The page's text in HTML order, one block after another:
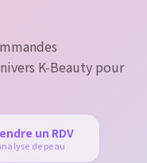
K-Beauty pour
un RDV
de peau
in your wish